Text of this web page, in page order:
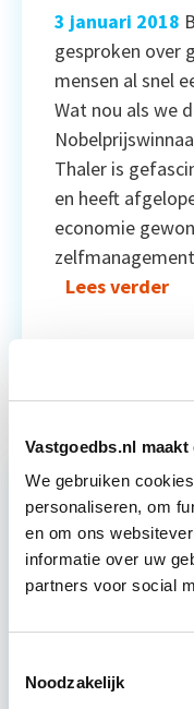
Vastgoedbs.nl
We gebruiken
personaliseren, om
en om ons
informatie over uw
partners voor social
Noodzakelijk
3 januari 2018
gesproken over
mensen al snel
Wat nou als we
Thaler is
en heeft
economie
Lees verder
voor stad